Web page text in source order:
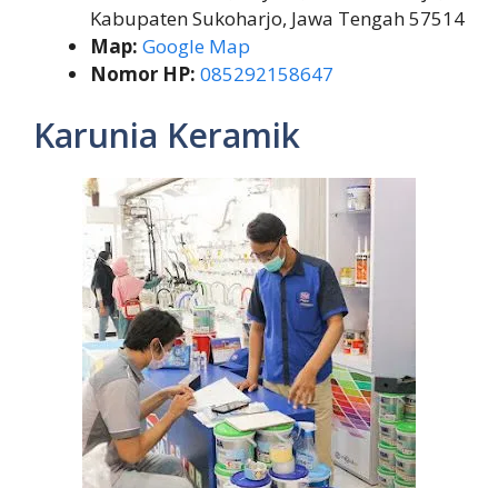
Kabupaten Sukoharjo, Jawa Tengah 57514
Map: Google Map
Nomor HP: 085292158647
Karunia Keramik